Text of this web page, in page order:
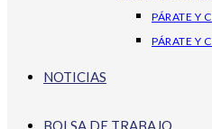
PÁRATE Y
PÁRATE Y
NOTICIAS
BOLSA DE TRABAJO